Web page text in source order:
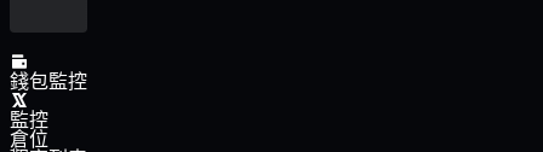
錢包監控
監控
倉位